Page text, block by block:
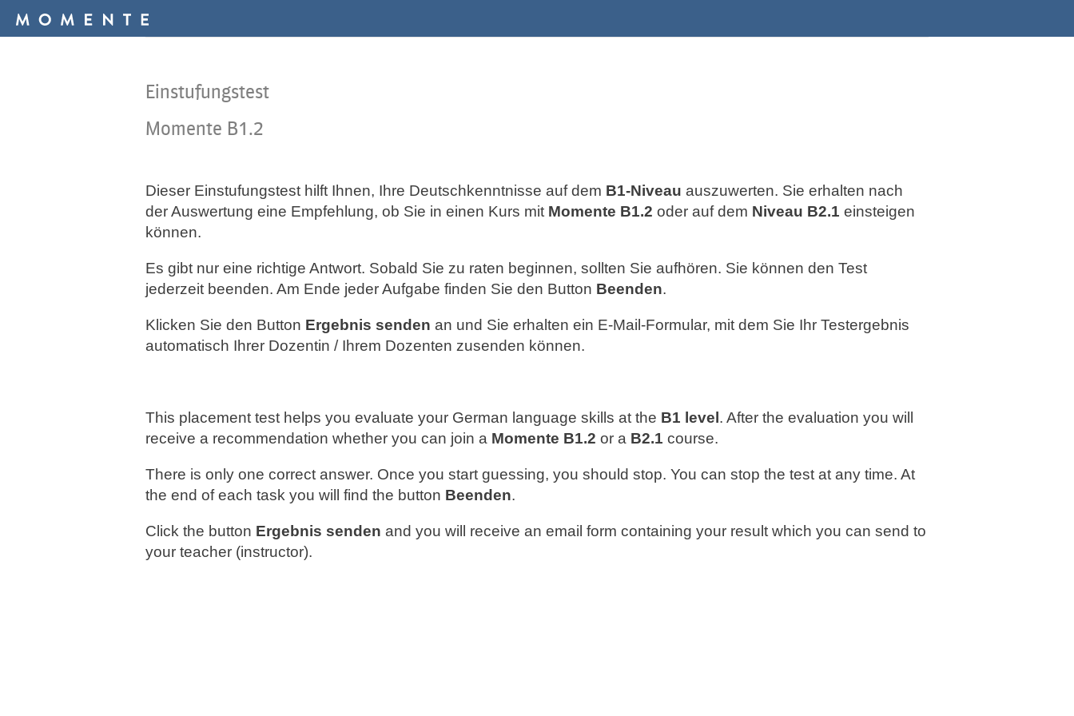
Einstufungstest
Momente B1.2
Dieser Einstufungstest hilft Ihnen, Ihre Deutschkenntnisse auf dem B1-Niveau auszuwerten. Sie erhalten nach
der Auswertung eine Empfehlung, ob Sie in einen Kurs mit Momente B1.2 oder auf dem Niveau B2.1 einsteigen
können.
Es gibt nur eine richtige Antwort. Sobald Sie zu raten beginnen, sollten Sie aufhören. Sie können den Test
jederzeit beenden. Am Ende jeder Aufgabe finden Sie den Button Beenden.
Klicken Sie den Button Ergebnis senden an und Sie erhalten ein E-Mail-Formular, mit dem Sie Ihr Testergebnis
automatisch Ihrer Dozentin / Ihrem Dozenten zusenden können.
This placement test helps you evaluate your German language skills at the B1 level. After the evaluation you will
receive a recommendation whether you can join a Momente B1.2 or a B2.1 course.
There is only one correct answer. Once you start guessing, you should stop. You can stop the test at any time. At
the end of each task you will find the button Beenden.
Click the button Ergebnis senden and you will receive an email form containing your result which you can send to
your teacher (instructor).